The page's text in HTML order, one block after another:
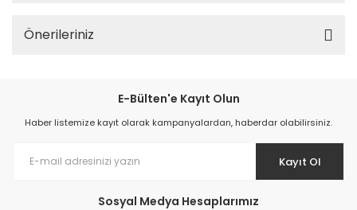
Önerileriniz
E-Bülten'e Kayıt Olun
Haber listemize kayıt olarak kampanyalardan, haberdar olabilirsiniz.
Kayıt Ol
Sosyal Medya Hesaplarımız